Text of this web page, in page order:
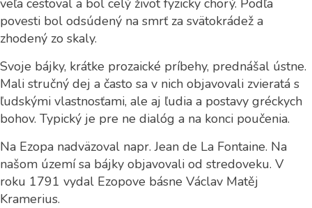
veľa cestoval a bol celý život fyzicky chorý. Podľa
povesti bol odsúdený na smrť za svätokrádež a
zhodený zo skaly.
Svoje bájky, krátke prozaické príbehy, prednášal ústne.
Mali stručný dej a často sa v nich objavovali zvieratá s
ľudskými vlastnosťami, ale aj ľudia a postavy gréckych
bohov. Typický je pre ne dialóg a na konci poučenia.
Na Ezopa nadväzoval napr. Jean de La Fontaine. Na
našom území sa bájky objavovali od stredoveku. V
roku 1791 vydal Ezopove básne Václav Matěj
Kramerius.